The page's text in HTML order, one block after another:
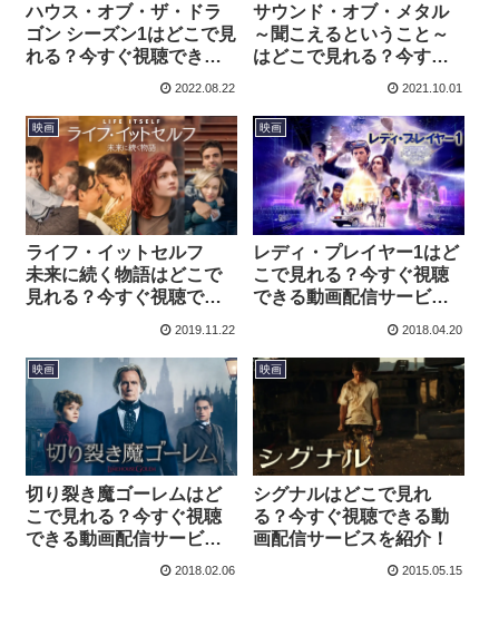
ハウス・オブ・ザ・ドラ
ゴン シーズン1はどこで見
れる？今すぐ視聴できる
動画配信サービスを紹
2022.08.22
サウンド・オブ・メタル
～聞こえるということ～
はどこで見れる？今すぐ
視聴できる動画配信サー
2021.10.01
映画
ライフ・イットセルフ
未来に続く物語はどこで
見れる？今すぐ視聴でき
2019.11.22
映画
レディ・プレイヤー1はど
こで見れる？今すぐ視聴
できる動画配信サービス
2018.04.20
映画
切り裂き魔ゴーレムはど
こで見れる？今すぐ視聴
できる動画配信サービス
2018.02.06
映画
シグナルはどこで見れ
る？今すぐ視聴できる動
画配信サービスを紹介！
2015.05.15